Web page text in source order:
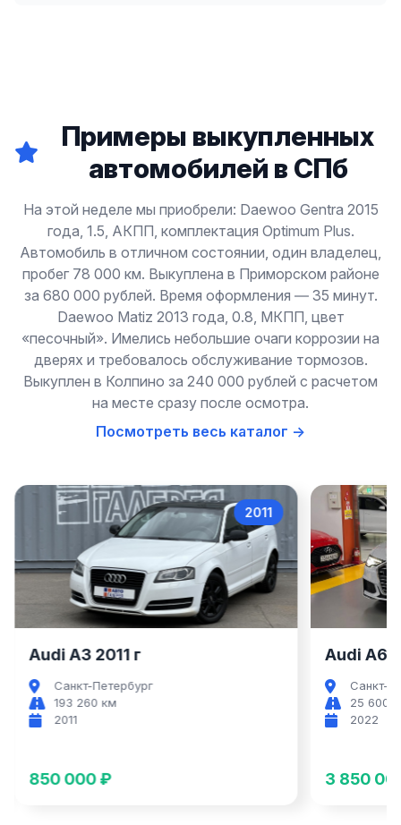
Примеры выкупленных
автомобилей в СПб
На этой неделе мы приобрели: Daewoo Gentra 2015
года, 1.5, АКПП, комплектация Optimum Plus.
Автомобиль в отличном состоянии, один владелец,
пробег 78 000 км. Выкуплена в Приморском районе
за 680 000 рублей. Время оформления — 35 минут.
Daewoo Matiz 2013 года, 0.8, МКПП, цвет
«песочный». Имелись небольшие очаги коррозии на
дверях и требовалось обслуживание тормозов.
Выкуплен в Колпино за 240 000 рублей с расчетом
на месте сразу после осмотра.
Посмотреть весь каталог →
Audi A3
2011
Audi A3 2011 г
Санкт-Петербург
193 260 км
2011
850 000 ₽
Audi A6
Санкт-
25 600
2022
3 850